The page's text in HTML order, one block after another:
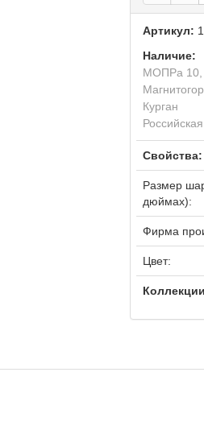
Артикул:
Наличие:
МОПРа 10,
Курган
Свойства:
Размер
дюймах):
Фирма
Цвет: